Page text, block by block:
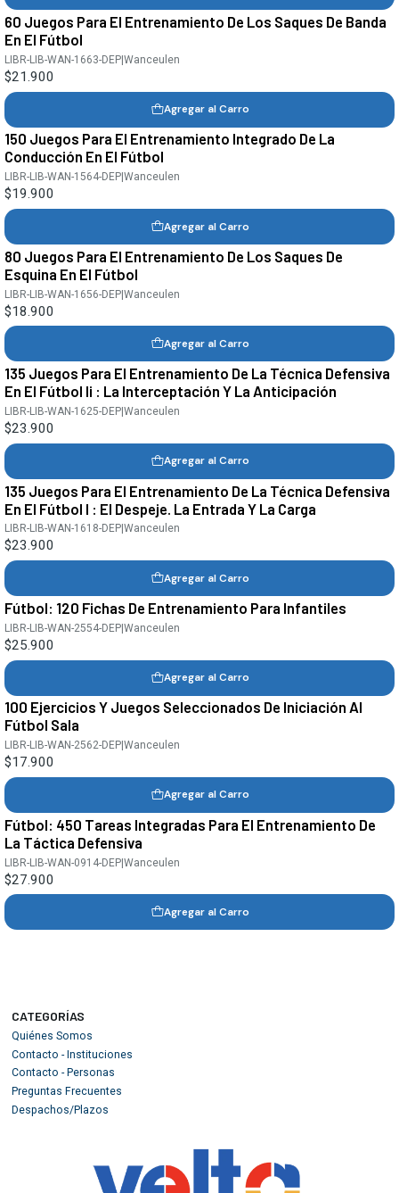
60 Juegos Para El Entrenamiento De Los Saques De Banda
En El Fútbol
LIBR-LIB-WAN-1663-DEP |Wanceulen
$21.900
Agregar al Carro
150 Juegos Para El Entrenamiento Integrado De La
Conducción En El Fútbol
LIBR-LIB-WAN-1564-DEP |Wanceulen
$19.900
Agregar al Carro
80 Juegos Para El Entrenamiento De Los Saques De
Esquina En El Fútbol
LIBR-LIB-WAN-1656-DEP|Wanceulen
$18.900
Agregar al Carro
135 Juegos Para El Entrenamiento De La Técnica Defensiva
En El Fútbol Ii : La Interceptación Y La Anticipación
LIBR-LIB-WAN-1625-DEP |Wanceulen
$23.900
Agregar al Carro
135 Juegos Para El Entrenamiento De La Técnica Defensiva
En El Fútbol I : El Despeje. La Entrada Y La Carga
LIBR-LIB-WAN-1618-DEP |Wanceulen
$23.900
Agregar al Carro
Fútbol: 120 Fichas De Entrenamiento Para Infantiles
LIBR-LIB-WAN-2554-DEP|Wanceulen
$25.900
Agregar al Carro
100 Ejercicios Y Juegos Seleccionados De Iniciación Al
Fútbol Sala
LIBR-LIB-WAN-2562-DEP |Wanceulen
$17.900
Agregar al Carro
Fútbol: 450 Tareas Integradas Para El Entrenamiento De
La Táctica Defensiva
LIBR-LIB-WAN-0914-DEP|Wanceulen
$27.900
Agregar al Carro
CATEGORÍAS
Quiénes Somos
Contacto - Instituciones
Contacto - Personas
Preguntas Frecuentes
Despachos/Plazos